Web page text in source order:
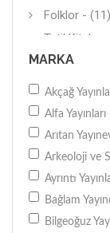
Folklor - (11)
Tatil Kitabı -
Etnoloji - (8)
MARKA
Akçağ
Alfa
Arıtan
Arkeoloji ve
Ayrıntı
Bağlam
Bilgeoğuz